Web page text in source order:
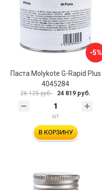
-5%
Паста Molykote G-Rapid Plus
4045284
26 125 руб. 24 819 руб.
шт
В КОРЗИНУ